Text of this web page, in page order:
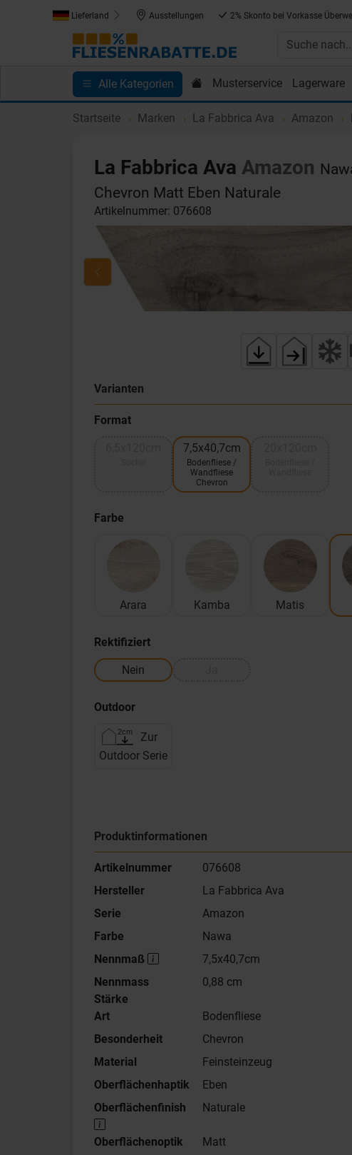
Lieferland Ausstellungen 2% Skonto bei Vorkasse
Alle Kategorien Musterservice Lagerware
Kundenprojekte Blog Einkaufen bei Fliesenrabatte.de
Startseite Marken La Fabbrica Ava Amazon
La Fabbrica Ava Amazon
Chevron Matt Eben Naturale
Artikelnummer: 076608
Varianten
Format
7,5x40,7cm
Bodenfliese /
Wandfliese
Chevron
Farbe
Arara Kamba Matis
Rektifiziert
Nein
Outdoor
Zur
Outdoor Serie
Produktinformationen
Artikelnummer
076608
Hersteller
La Fabbrica Ava
Serie
Amazon
Farbe
Nawa
Nennmaß
7,5x40,7cm
Nennmass
Stärke
0,88 cm
Art
Bodenfliese
Besonderheit
Chevron
Material
Feinsteinzeug
Oberflächenhaptik
Eben
Oberflächenfinish
Naturale
Oberflächenoptik
Matt